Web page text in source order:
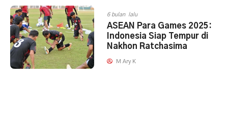
6 bulan lalu
ASEAN Para Games 2025:
Indonesia Siap Tempur di
Nakhon Ratchasima
M Ary K